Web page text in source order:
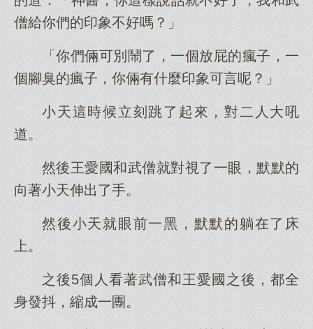
僧給你們的印象不好嗎？」
「你們倆可別鬧了，一個放屁的瘋子，一
個腳臭的瘋子，你倆有什麼印象可言呢？」
小天這時候立刻跳了起來，對二人大吼
道。
然後王愛國和武僧就對視了一眼，默默的
向著小天伸出了手。
然後小天就眼前一黑，默默的躺在了床
上。
之後5個人看著武僧和王愛國之後，都全
身發抖，縮成一團。